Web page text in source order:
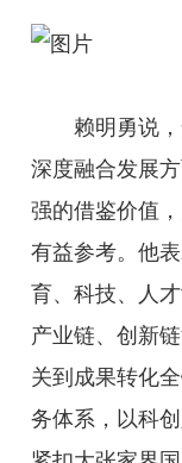
赖明勇说
深度融合发展
强的借鉴价值
有益参考。他
育、科技、人
产业链、创新
关到成果转化
务体系，以科